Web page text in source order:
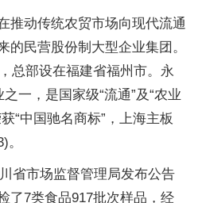
推动传统农贸市场向现代流通
的民营股份制大型企业集团。
总部设在福建省福州市。永
一，是国家级“流通”及“农业
“中国驰名商标”，上海主板
省市场监督管理局发布公告
了7类食品917批次样品，经